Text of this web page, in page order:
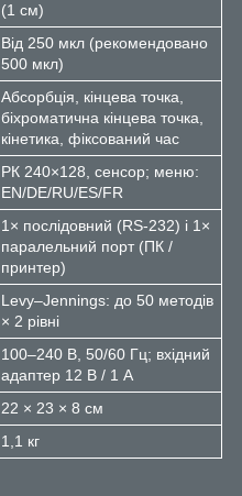
(1 см)
Від 250 мкл (рекомендовано
500 мкл)
Абсорбція, кінцева точка,
біхроматична кінцева точка,
кінетика, фіксований час
РК 240×128, сенсор; меню:
EN/DE/RU/ES/FR
1× послідовний (RS-232) і 1×
паралельний порт (ПК /
принтер)
Levy–Jennings: до 50 методів
× 2 рівні
100–240 В, 50/60 Гц; вхідний
адаптер 12 В / 1 А
22 × 23 × 8 см
1,1 кг